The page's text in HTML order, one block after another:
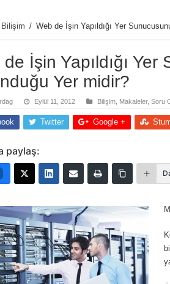
Bilişim / Web de İşin Yapıldığı Yer
İşin Yapıldığı Yer
Yer midir?
Eylül 11, 2012 Bilişim Makaleler, Soru
Twitter Google +
paylaş: